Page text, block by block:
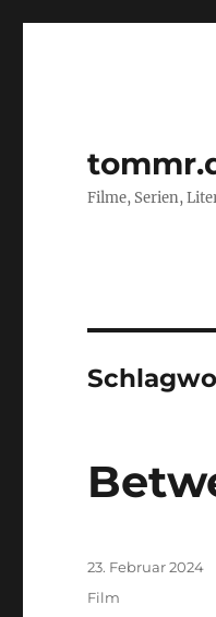
Filme, Serien,
Veröffentlicht
am
23. Februar 2024
Kategorien
Film